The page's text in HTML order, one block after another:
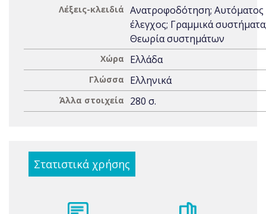
Λέξεις-κλειδιά Ανατροφοδότηση; Αυτόματος
έλεγχος; Γραμμικά
Θεωρία συστημάτων
Χώρα Ελλάδα
Γλώσσα Ελληνικά
Άλλα στοιχεία 280 σ.
Στατιστικά χρήσης